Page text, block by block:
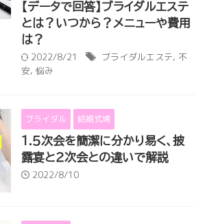
【データで回答】ブライダルエステ
とは？いつから？メニューや費用
は？
2022/8/21 ブライダルエステ, 不
安, 悩み
ブライダル
結婚式場
１.５次会を簡潔に分かり易く、披
露宴と２次会との違いで解説
2022/8/10